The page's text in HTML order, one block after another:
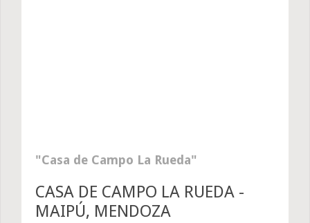
Casa de Campo La Rueda
CASA DE CAMPO LA RUEDA -
MAIPÚ, MENDOZA